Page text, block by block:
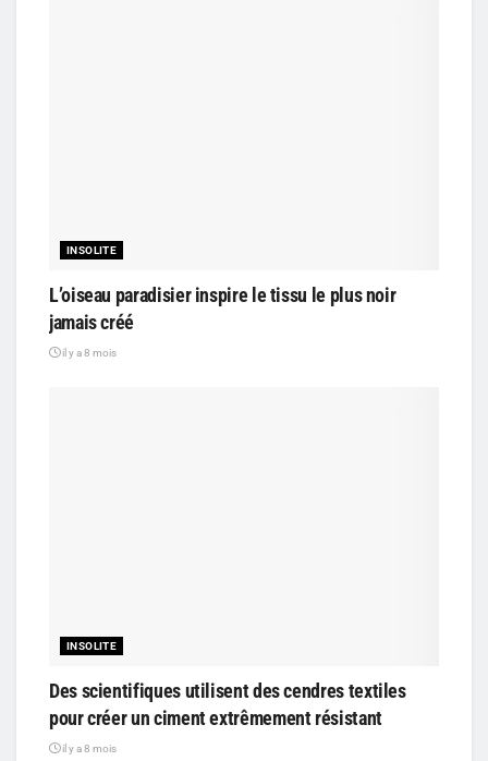
INSOLITE
L’oiseau paradisier inspire le tissu le plus noir
jamais créé
il y a 8 mois
INSOLITE
Des scientifiques utilisent des cendres textiles
pour créer un ciment extrêmement résistant
il y a 8 mois